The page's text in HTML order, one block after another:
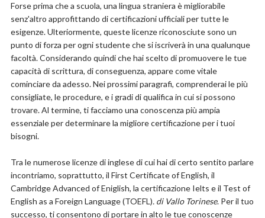
Forse prima che a scuola, una lingua straniera è migliorabile
senz'altro approfittando di certificazioni ufficiali per tutte le
esigenze. Ulteriormente, queste licenze riconosciute sono un
punto di forza per ogni studente che si iscriverà in una qualunque
facoltà. Considerando quindi che hai scelto di promuovere le tue
capacità di scrittura, di conseguenza, appare come vitale
cominciare da adesso. Nei prossimi paragrafi, comprenderai le più
consigliate, le procedure, e i gradi di qualifica in cui si possono
trovare. Al termine, ti facciamo una conoscenza più ampia
essenziale per determinare la migliore certificazione per i tuoi
bisogni.
Tra le numerose licenze di inglese di cui hai di certo sentito parlare
incontriamo, soprattutto, il First Certificate of English, il
Cambridge Advanced of Eniglish, la certificazione Ielts e il Test of
English as a Foreign Language (TOEFL). di Vallo Torinese. Per il tuo
successo, ti consentono di portare in alto le tue conoscenze